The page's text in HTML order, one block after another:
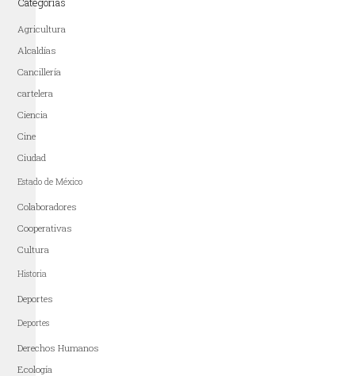
Agricultura
Alcaldías
Cancillería
cartelera
Ciencia
Cine
Ciudad
Estado de México
Colaboradores
Cooperativas
Cultura
Historia
Deportes
Deportes
Derechos Humanos
Ecología